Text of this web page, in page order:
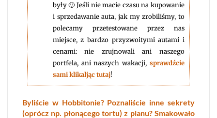
były 🙂 Jeśli nie macie czasu na kupowanie
i sprzedawanie auta, jak my zrobiliśmy, to
polecamy przetestowane przez nas
miejsce, z bardzo przyzwoitymi autami i
cenami: nie zrujnowali ani naszego
portfela, ani naszych wakacji, sprawdźcie
sami klikaljąc tutaj!
Byliście w Hobbitonie? Poznaliście inne sekrety
(oprócz np. płonącego tortu) z planu? Smakowało